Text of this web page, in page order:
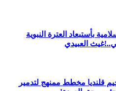
بأستبعاد العترة النبوية
العبيدي
مخطط ممنهج لتدمير